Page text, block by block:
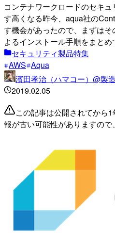
コンテナワークロードのセキ
す高くなる昨今、aqua社の
す機会があったので、まずは
よるインストール手順をまとめ
セキュリティ製品特集
AWS Aqua
濱田孝治（ハマコー）@製
2019.02.05
この記事は公開されてから
報が古い可能性がありますので